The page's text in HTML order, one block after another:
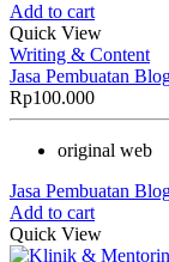
Add to cart
Quick View
Writing & Content
Jasa Pembuatan
Rp100.000
original web
Jasa Pembuatan
Add to cart
Quick View